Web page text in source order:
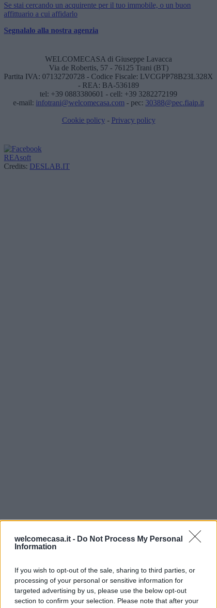
welcomecasa.it - Do Not Process My Personal
Information
If you wish to opt-out of the sale, sharing to third parties, or
processing of your personal or sensitive information for
targeted advertising by us, please use the below opt-out
section to confirm your selection. Please note that after your
Se stai cercando un acquirente per il tuo immobile, o un buon
affittuario a cui affidarlo
Segnalalo alla nostra agenzia
WELCOMECASA di Giuseppe Lavacca
Via de Robertis, 57 - 76125 Trani (BT)
Partita IVA: 07132720728 - Codice Fiscale: LVCGPP78B23L328X
- REA: BA-536189
tel: +39 0883380601 - cell: +39 3282272199
e-mail: infotrani@welcomecasa.com - pec: 30388@pec.fiaip.it
Cookie policy- Privacy policy
REAsoft
Credits: DESLAB.IT